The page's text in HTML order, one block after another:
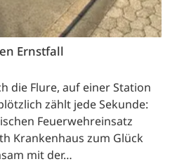
Ernstfall
die Flure, auf einer Station
zählt jede Sekunde:
Feuerwehreinsatz
Krankenhaus zum Glück
mit der…